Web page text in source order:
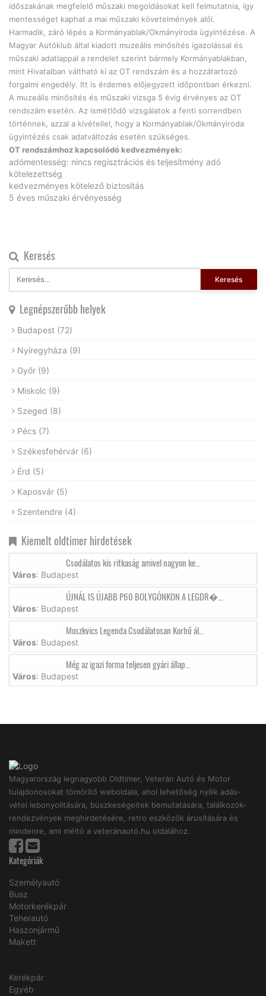
időszakának megfelelő műszaki megoldásokat kell felmutatnia, így
mentességet kaphat a mai műszaki követelmények alól.
Harmadik, záró lépés a Kormányablak/Okmányiroda ügyintézése. A
Magyar Autóklub által kiadott muzeális minősítés igazolással és
műszaki adatlappal a rendelet szerint bármely Kormányablakban,
mint Hivatalban váltható ki az OT rendszám és a hozzátartozó
forgalmi engedély. Itt is érdemes előjegyzett időpontban érkezni.
A muzeális minősítés és műszaki vizsga 5 évig érvényes az OT
rendszám esetén. Az ismétlődő vizsgálatok a fenti sorrendben
történnek, azzal a kivétellel, hogy a Kormányablak/Okmányiroda
ügyintézés csak adatváltozás esetén szükséges.
OT rendszámhoz kapcsolódó kedvezmények:
adómentesség: nincs regisztrációs és teljesítmény adó
kötelezettség
kedvezményes kötelező biztosítás
5 éves műszaki érvényesség
Keresés
Keresés
Legnépszerűbb helyek
Budapest (72)
Nyíregyháza (9)
Győr (9)
Miskolc (9)
Szeged (8)
Pécs (7)
Székesfehérvár (6)
Érd (5)
Kaposvár (5)
Szentendre (4)
Kiemelt oldtimer hirdetések
Csodálatos kis ritkaság amivel nagyon ke...
Város: Budapest
ÚJNÁL IS ÚJABB P60 BOLYGÓNKON A LEGDR�...
Város: Budapest
Moszkvics Legenda Csodálatosan Korhű ál...
Város: Budapest
Még az igazi forma teljesen gyári állap...
Város: Budapest
Magyarország legnagyobb Oldtimer, Veterán Autó és Motor
tulajdonosokat tömörítő weboldala, ahol lehetőség nyílik adás-
vétel lebonyolitására, büszkeségeitek bemutatására, találkozók-
rendezvények meghirdetésére, retro eszközök árusítására és
mindenre, ami méltó a veteránautó.hu oldalához.
Kategóriák
Személyautó
Busz
Motorkerékpár
Teherautó
Haszonjármű
Makett
Kerékpár
Egyéb